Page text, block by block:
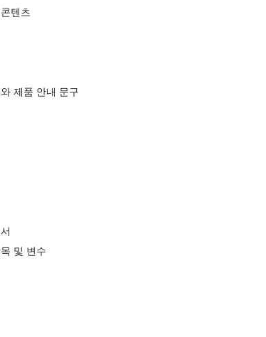
텐츠
제품 안내 문구
및 변수